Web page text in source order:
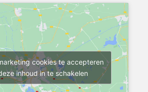
cookies te accepteren
inhoud in te schakelen